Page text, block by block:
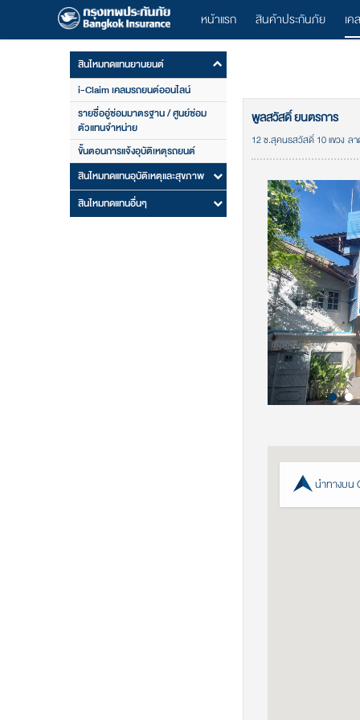
หน้าแรก สินค้าประกันภัย เค
สินไหมทดแทนยานยนต์
i-Claim เคลมรถยนต์ออนไลน์
รายชื่ออู่ซ่อมมาตรฐาน / ศูนย์ซ่อม
ตัวแทนจำหน่าย
ขั้นตอนการแจ้งอุบัติเหตุรถยนต์
สินไหมทดแทนอุบัติเหตุและสุขภาพ
สินไหมทดแทนอื่นๆ
พูลสวัสดิ์ ยนตรการ
12 ซ.สุคนธสวัสดิ์ 10 แขวง ล
นำทางบน